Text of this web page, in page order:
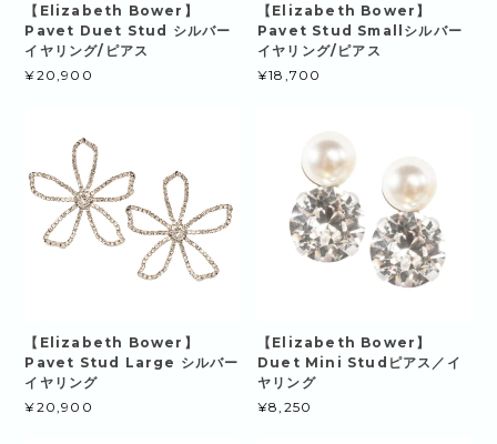
【Elizabeth Bower】
Pavet Duet Stud シルバー
イヤリング/ピアス
¥20,900
【Elizabeth Bower】
Pavet Stud Smallシルバー
イヤリング/ピアス
¥18,700
【Elizabeth Bower】
Pavet Stud Large シルバー
イヤリング
¥20,900
【Elizabeth Bower】
Duet Mini Studピアス／イ
ヤリング
¥8,250